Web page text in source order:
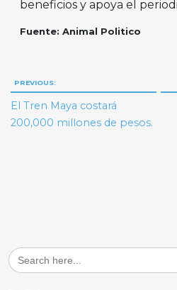
beneficios y apoya el
Fuente: Animal Politico
Navegación
de
entradas
PREVIOUS:
El Tren Maya costará
200,000 millones de pesos.
Search
for: